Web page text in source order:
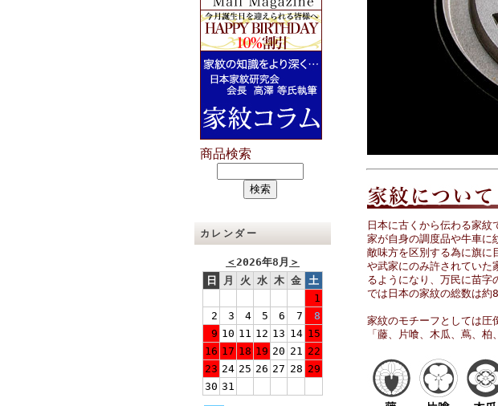
カレンダー
＜2026年8月 ＞
日
月 火 水 木 金 土
1
2
3 4 5 6 7
8
9 10 11 12 13 14 15
16 17 18 19 20 21 22
23 24 25 26 27 28 29
30 31
日本に古くから伝わる家
家が自身の調度品や牛車に
敵味方を区別する為に旗に
や武家にのみ許されていた
るようになり、万民に苗
では日本の家紋の総数は
家紋のモチーフとしては圧
「藤、片喰、木瓜、蔦、